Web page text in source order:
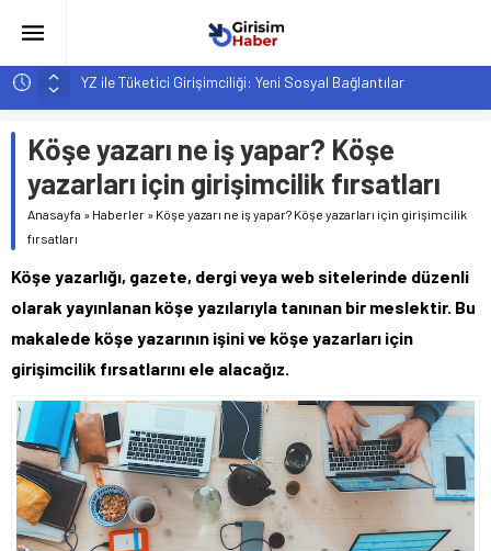
YZ ile Tüketici Girişimciliği: Yeni Sosyal Bağlantılar
Girişimciler İçin MYK Belgeli Personel İstihdamı Neden Artık
Bir Tercih Değil, Zorunluluk?
Hindistan’da Mahsur Kalan F-35B: Jeopolitik Sonuçları
Yapay Zeka Destekli Asistanlar: Elon Musk’tan Romantik Bir
Hamle mi?
Etkileri
Köşe yazarı ne iş yapar? Köşe
yazarları için girişimcilik fırsatları
Anasayfa » Haberler » Köşe yazarı ne iş yapar? Köşe yazarları için girişimcilik
fırsatları
Köşe yazarlığı, gazete, dergi veya web sitelerinde düzenli
olarak yayınlanan köşe yazılarıyla tanınan bir meslektir. Bu
makalede köşe yazarının işini ve köşe yazarları için
girişimcilik fırsatlarını ele alacağız.